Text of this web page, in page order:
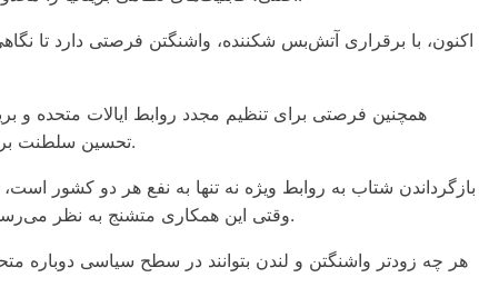
اکنون، با برقراری آتش‌بس شکننده، واشنگتن فرصتی دارد تا
همچنین فرصتی برای تنظیم مجدد روابط ایالات متحده و
تحسین سلطنت بریتانیا مشهور است و شاید هیچ چهره‌ای بهتر از پادشاه چارلز برای کمک به بازسازی پل شخصی در سراسر اقیانوس اطلس وجود نداشته باشد.
بازگرداندن شتاب به روابط ویژه نه تنها به نفع هر دو کشور
وقتی این همکاری متشنج به نظر می‌رسد، عدم قطعیت افزایش می‌یابد. وقتی به خوبی کار می‌کند، به عنوان لنگر ثبات در یک سیستم بین‌المللی به طور فزاینده بی‌ثبات عمل می‌کند.
هر چه زودتر واشنگتن و لندن بتوانند در سطح سیاسی دوباره